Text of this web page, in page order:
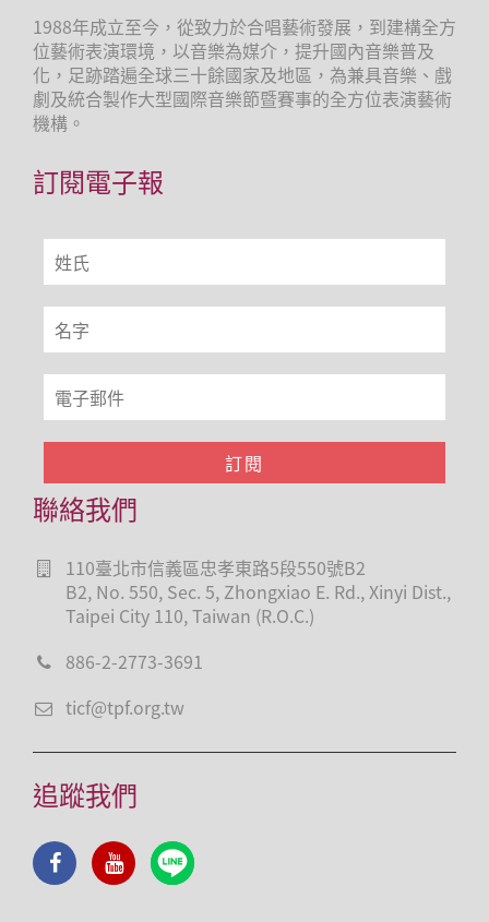
1988年成立至今，從致力於合唱藝術發展，到建構全方
位藝術表演環境，以音樂為媒介，提升國內音樂普及
化，足跡踏遍全球三十餘國家及地區，為兼具音樂、戲
劇及統合製作大型國際音樂節暨賽事的全方位表演藝術
機構。
訂閱電子報
聯絡我們
110臺北市信義區忠孝東路5段550號B2
B2, No. 550, Sec. 5, Zhongxiao E. Rd., Xinyi Dist.,
Taipei City 110, Taiwan (R.O.C.)
886-2-2773-3691
ticf@tpf.org.tw
追蹤我們